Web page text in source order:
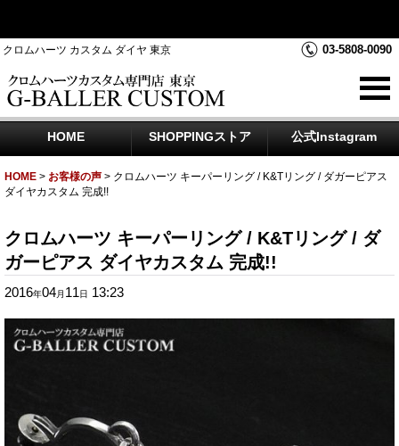
クロムハーツ カスタム ダイヤ 東京 03-5808-0090
HOME SHOPPINGストア 公式Instagram
HOME > お客様の声 > クロムハーツ キーパーリング / K&Tリング / ダガーピアス
ダイヤカスタム 完成!!
クロムハーツ キーパーリング / K&Tリング / ダ
ガーピアス ダイヤカスタム 完成!!
2016年04月 11 日 13:23